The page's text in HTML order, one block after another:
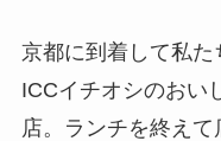
京都に到着して私た
ICCイチオシのおい
店。ランチを終え